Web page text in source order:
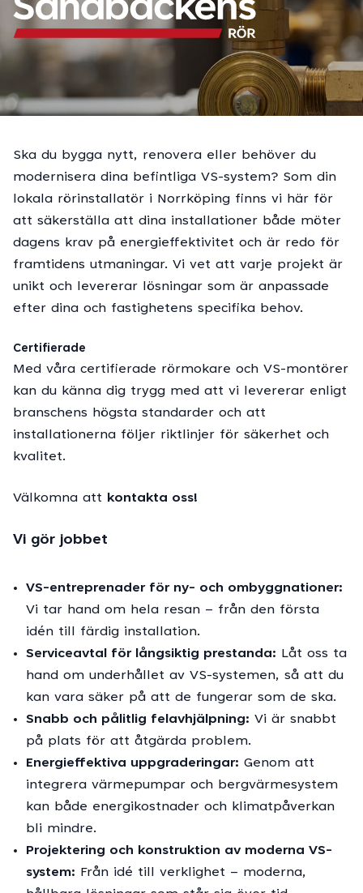
Ska du bygga nytt, renovera eller behöver du
modernisera dina befintliga VS-system? Som din
lokala rörinstallatör i Norrköping finns vi här för
att säkerställa att dina installationer både möter
dagens krav på energieffektivitet och är redo för
framtidens utmaningar. Vi vet att varje projekt är
unikt och levererar lösningar som är anpassade
efter dina och fastighetens specifika behov.
Certifierade
Med våra certifierade rörmokare och VS-montörer
kan du känna dig trygg med att vi levererar enligt
branschens högsta standarder och att
installationerna följer riktlinjer för säkerhet och
kvalitet.
Välkomna att kontakta oss!
Vi gör jobbet
VS-entreprenader för ny- och ombyggnationer:
Vi tar hand om hela resan – från den första
idén till färdig installation.
Serviceavtal för långsiktig prestanda: Låt oss ta
hand om underhållet av VS-systemen, så att du
kan vara säker på att de fungerar som de ska.
Snabb och pålitlig felavhjälpning: Vi är snabbt
på plats för att åtgärda problem.
Energieffektiva uppgraderingar: Genom att
integrera värmepumpar och bergvärmesystem
kan både energikostnader och klimatpåverkan
bli mindre.
Projektering och konstruktion av moderna VS-
system: Från idé till verklighet – moderna,